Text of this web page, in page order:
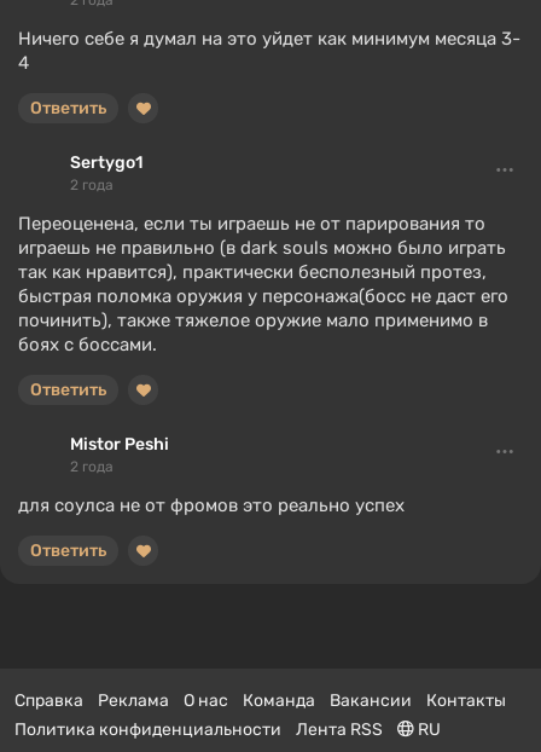
Ничего себе я думал на это уйдет как минимум месяца 3-
4
Ответить
Sertygo1
2 года
Переоценена, если ты играешь не от парирования то
играешь не правильно (в dark souls можно было играть
так как нравится), практически бесполезный протез,
быстрая поломка оружия у персонажа(босс не даст его
починить), также тяжелое оружие мало применимо в
боях с боссами.
Ответить
Mistor Peshi
2 года
для соулса не от фромов это реально успех
Ответить
Справка Реклама О нас Команда Вакансии
Контакты
Политика конфиденциальности
Лента RSS RU